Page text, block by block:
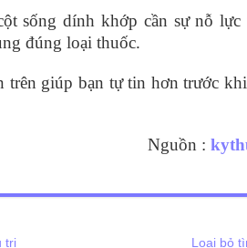
sống dính khớp cần sự nỗ lực
đúng loại thuốc.
giúp bạn tự tin hơn trước
Nguồn :
trị Loại bỏ